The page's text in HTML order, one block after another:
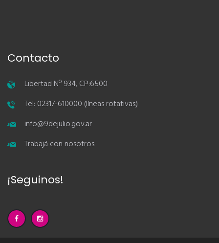
Contacto
Libertad Nº 934, CP:6500
Tel: 02317-610000 (líneas rotativas)
info@9dejulio.gov.ar
Trabajá con nosotros
¡Seguinos!